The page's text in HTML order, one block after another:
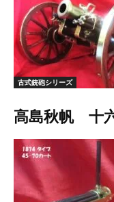
古式銃砲シリーズ
高島秋帆 十